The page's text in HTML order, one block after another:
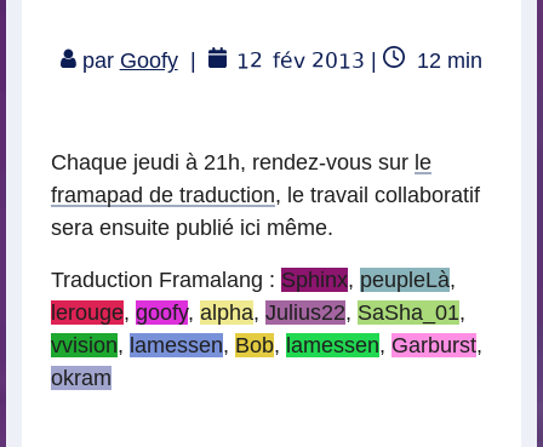
par Goofy 12 fév 2013 |
Temps
12 min
Chaque jeudi à 21h, rendez-vous sur le
framapad de traduction, le travail collaboratif
sera ensuite publié ici même.
Traduction Framalang : Sphinx, peupleLà,
lerouge, goofy, alpha, Julius22, SaSha_01,
vvision, lamessen, Bob, lamessen, Garburst,
okram